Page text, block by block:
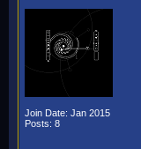
Join Date: Jan 2015
Posts: 8